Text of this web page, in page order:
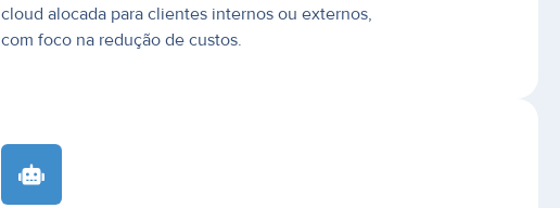
cloud alocada para clientes internos ou externos,
com foco na redução de custos.